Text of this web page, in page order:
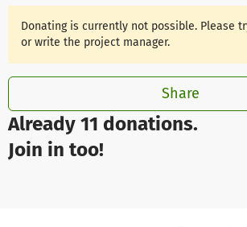
Already 11 donations.
Join in too!
Donating is currently not possible. Please
or write the project manager.
Share